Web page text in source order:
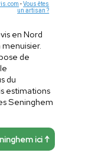
-Vous êtes
un artisan ?
en Nord
menuisier.
de
du
estimations
Seninghem
ici ↑